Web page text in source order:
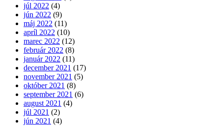
júl 2022 (4)
jún 2022 (9)
máj 2022 (11)
apríl 2022 (10)
marec 2022 (12)
február 2022 (8)
január 2022 (11)
december 2021 (17)
november 2021 (5)
október 2021 (8)
september 2021 (6)
august 2021 (4)
júl 2021 (2)
jún 2021 (4)